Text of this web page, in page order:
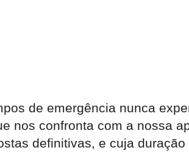
de emergência nunca
nos confronta com a nossa
definitivas, e cuja